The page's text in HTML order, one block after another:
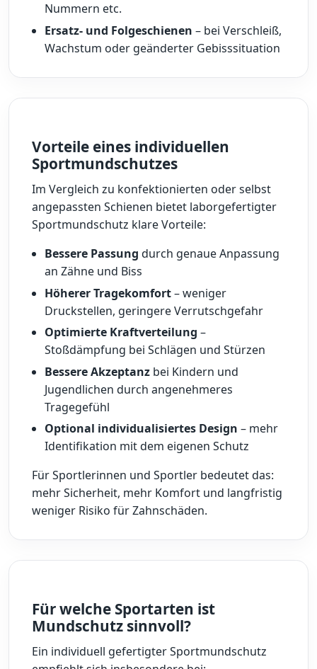
Nummern etc.
Ersatz- und Folgeschienen – bei Verschleiß,
Wachstum oder geänderter Gebisssituation
Vorteile eines individuellen
Sportmundschutzes
Im Vergleich zu konfektionierten oder selbst
angepassten Schienen bietet laborgefertigter
Sportmundschutz klare Vorteile:
Bessere Passung durch genaue Anpassung
an Zähne und Biss
Höherer Tragekomfort– weniger
Druckstellen, geringere Verrutschgefahr
Optimierte Kraftverteilung –
Stoßdämpfung bei Schlägen und Stürzen
Bessere Akzeptanzbei Kindern und
Jugendlichen durch angenehmeres
Tragegefühl
Optional individualisiertes Design – mehr
Identifikation mit dem eigenen Schutz
Für Sportlerinnen und Sportler bedeutet das:
mehr Sicherheit, mehr Komfort und langfristig
weniger Risiko für Zahnschäden.
Für welche Sportarten ist
Mundschutz sinnvoll?
Ein individuell gefertigter Sportmundschutz